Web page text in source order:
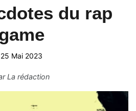
du rap
25 Mai 2023
La rédaction